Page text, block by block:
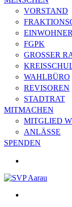
VORSTAND
FGPK
GROSSER
WAHLBÜRO
REVISOREN
STADTRAT
MITMACHEN
MITGLIED
ANLÄSSE
SPENDEN